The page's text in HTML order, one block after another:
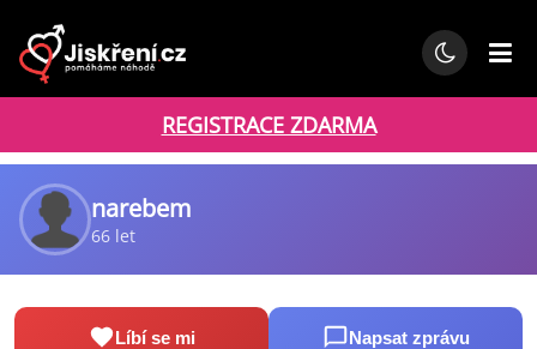
REGISTRACE ZDARMA
narebem
66 let
Líbí se mi Napsat zprávu